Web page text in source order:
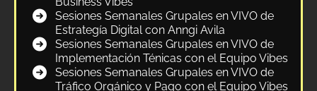
Sesiones Semanales Grupales en VIVO de
Estrategía Digital con Anngi Avila
Sesiones Semanales Grupales en VIVO de
Implementación Ténicas con el Equipo Vibes
Sesiones Semanales Grupales en VIVO de
Tráfico Orgánico y Pago con el Equipo Vibes